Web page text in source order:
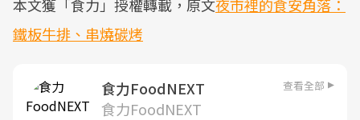
本文獲「食力」授權轉載，原文夜市裡的食安角落：
鐵板牛排、串燒碳烤
食力FoodNEXT 查看全部
食力FoodNEXT